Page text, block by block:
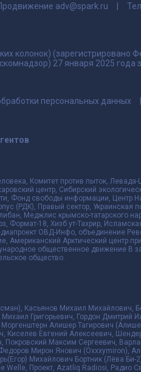
adv@spark.ru
колонок) (зарегистрировано
27 января 2025
персональных данных
Комитет против пыток,
центр, Сибирский
Фонд свободы информации, Центр
(РДК), Правый сектор, Украинская
Меджлис крымско-татарского
18, Хизб ут-Тахрир,
ОВД-Инфо, объединение
Арктический центр
общественное движение В
общество.
Касьянов Михаил Михайлович,
Григорьевич, Гордон Дмитрий
Алишер Тагирович
Евгений Алексеевич,
Покровский Максим Сергеевич,
Мирон Янович (Oxxxymiron),
Михайлович Бортник (Лёва Би-
Проект, Azatliq Radiosi, Радио